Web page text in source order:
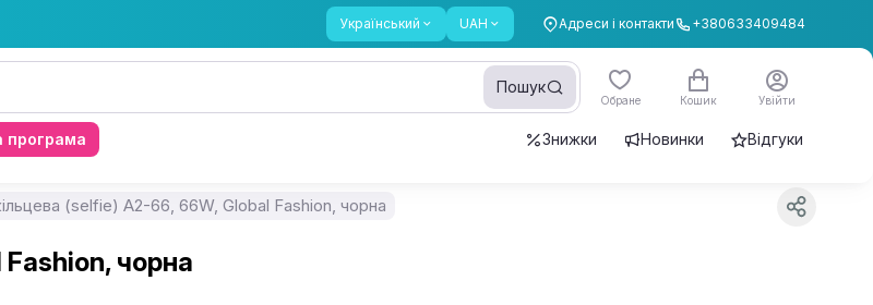
Український UAH Адреси і контакти +380633409484
Пошук
Обране Кошик Увійти
програма Знижки Новинки Відгуки
(selfie) A2-66, 66W, Global Fashion, чорна
чорна